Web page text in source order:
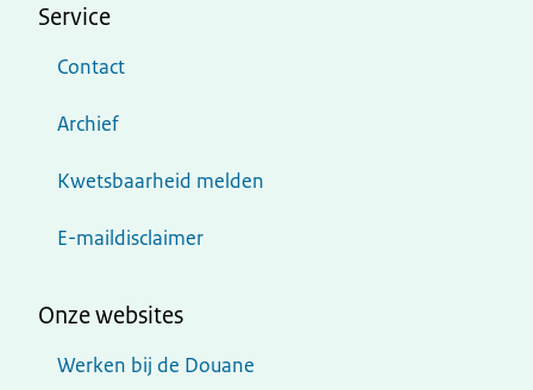
Service
Contact
Archief
Kwetsbaarheid melden
E-maildisclaimer
Onze websites
Werken bij de Douane